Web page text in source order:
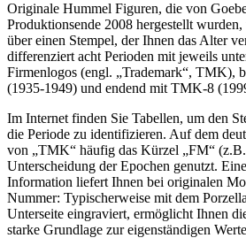
Originale Hummel Figuren, die von
Produktionsende 2008 hergestellt
über einen Stempel, der Ihnen das Alter
differenziert acht Perioden mit jeweils
Firmenlogos (engl. „Trademark“, TMK),
(1935-1949) und endend mit TMK-8
Im Internet finden Sie Tabellen, um den
die Periode zu identifizieren. Auf dem
von „TMK“ häufig das Kürzel „FM“
Unterscheidung der Epochen genutzt.
Information liefert Ihnen bei originalen
Nummer: Typischerweise mit dem
Unterseite eingraviert, ermöglicht Ihnen
starke Grundlage zur eigenständigen